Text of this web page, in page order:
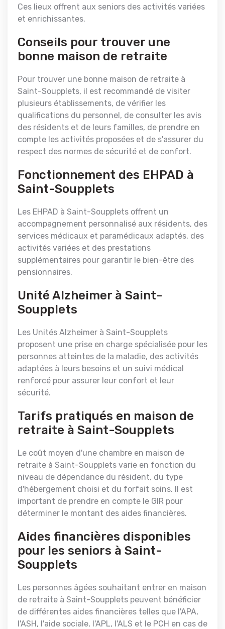
Ces lieux offrent aux seniors des activités variées
et enrichissantes.
Conseils pour trouver une
bonne maison de retraite
Pour trouver une bonne maison de retraite à
Saint-Soupplets, il est recommandé de visiter
plusieurs établissements, de vérifier les
qualifications du personnel, de consulter les avis
des résidents et de leurs familles, de prendre en
compte les activités proposées et de s'assurer du
respect des normes de sécurité et de confort.
Fonctionnement des EHPAD à
Saint-Soupplets
Les EHPAD à Saint-Soupplets offrent un
accompagnement personnalisé aux résidents, des
services médicaux et paramédicaux adaptés, des
activités variées et des prestations
supplémentaires pour garantir le bien-être des
pensionnaires.
Unité Alzheimer à Saint-
Soupplets
Les Unités Alzheimer à Saint-Soupplets
proposent une prise en charge spécialisée pour les
personnes atteintes de la maladie, des activités
adaptées à leurs besoins et un suivi médical
renforcé pour assurer leur confort et leur
sécurité.
Tarifs pratiqués en maison de
retraite à Saint-Soupplets
Le coût moyen d'une chambre en maison de
retraite à Saint-Soupplets varie en fonction du
niveau de dépendance du résident, du type
d'hébergement choisi et du forfait soins. Il est
important de prendre en compte le GIR pour
déterminer le montant des aides financières.
Aides financières disponibles
pour les seniors à Saint-
Soupplets
Les personnes âgées souhaitant entrer en maison
de retraite à Saint-Soupplets peuvent bénéficier
de différentes aides financières telles que l'APA,
l'ASH, l'aide sociale, l'APL, l'ALS et le PCH en cas de